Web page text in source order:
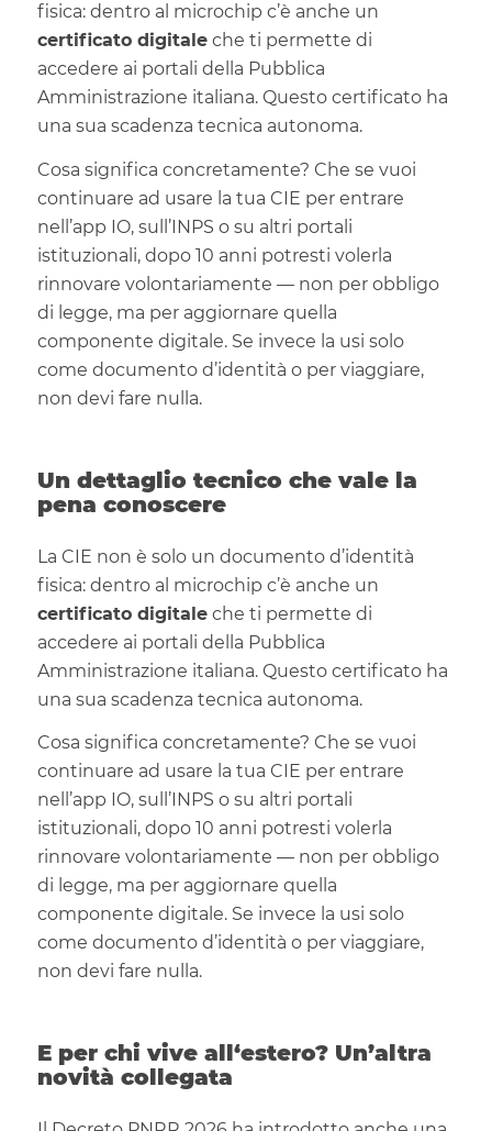
fisica: dentro al microchip c’è anche un
certificato digitaleche ti permette di
accedere ai portali della Pubblica
Amministrazione italiana. Questo certificato ha
una sua scadenza tecnica autonoma.
Cosa significa concretamente? Che se vuoi
continuare ad usare la tua CIE per entrare
nell’app IO, sull’INPS o su altri portali
istituzionali, dopo 10 anni potresti volerla
rinnovare volontariamente — non per obbligo
di legge, ma per aggiornare quella
componente digitale. Se invece la usi solo
come documento d’identità o per viaggiare,
non devi fare nulla.
Un dettaglio tecnico che vale la
pena conoscere
La CIE non è solo un documento d’identità
fisica: dentro al microchip c’è anche un
certificato digitaleche ti permette di
accedere ai portali della Pubblica
Amministrazione italiana. Questo certificato ha
una sua scadenza tecnica autonoma.
Cosa significa concretamente? Che se vuoi
continuare ad usare la tua CIE per entrare
nell’app IO, sull’INPS o su altri portali
istituzionali, dopo 10 anni potresti volerla
rinnovare volontariamente — non per obbligo
di legge, ma per aggiornare quella
componente digitale. Se invece la usi solo
come documento d’identità o per viaggiare,
non devi fare nulla.
E per chi vive all‘estero? Un’altra
novità collegata